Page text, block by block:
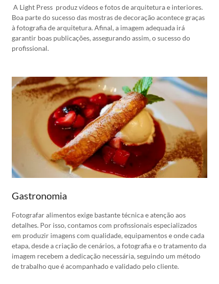
A Light Press produz vídeos e fotos de arquitetura e interiores.
Boa parte do sucesso das mostras de decoração acontece graças
à fotografia de arquitetura. Afinal, a imagem adequada irá
garantir boas publicações, assegurando assim, o sucesso do
profissional.
Gastronomia
Fotografar alimentos exige bastante técnica e atenção aos
detalhes. Por isso, contamos com profissionais especializados
em produzir imagens com qualidade, equipamentos e onde cada
etapa, desde a criação de cenários, a fotografia e o tratamento da
imagem recebem a dedicação necessária, seguindo um método
de trabalho que é acompanhado e validado pelo cliente.